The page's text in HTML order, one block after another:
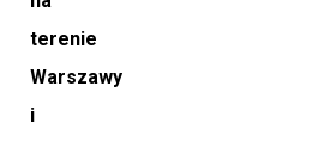
terenie
Warszawy
i